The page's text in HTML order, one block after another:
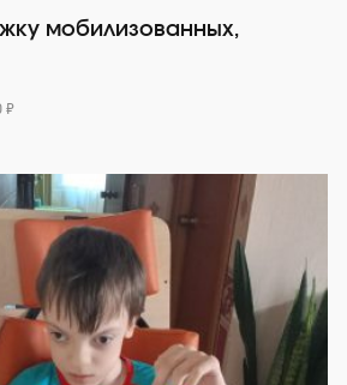
мобилизованных,
₽